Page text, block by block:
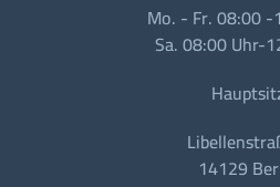
Mo. - Fr. 08:00
Sa. 08:00 Uhr-
14129